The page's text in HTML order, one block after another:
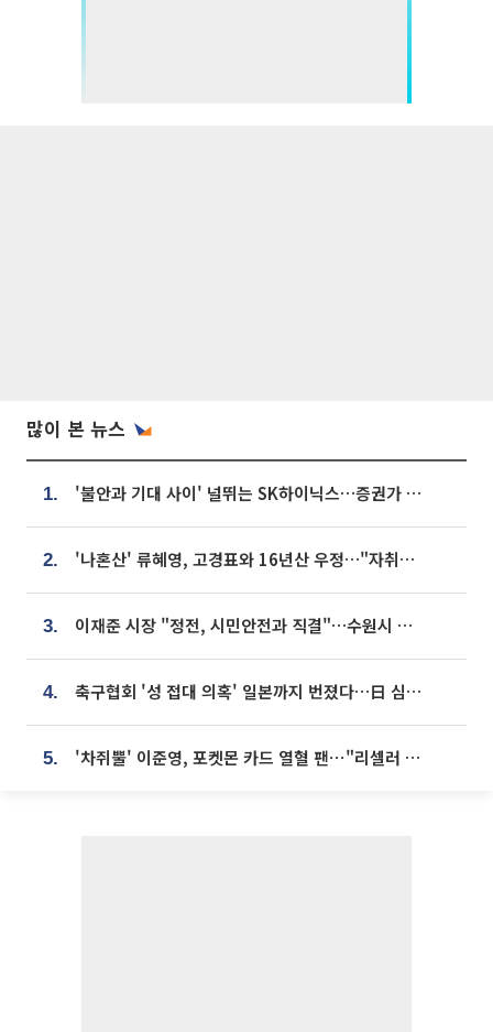
많이 본 뉴스
1. '불안과 기대 사이' 널뛰는 SK하이닉스…증권가 "HBM4·LTA 기반 펀터멘털 견고"
2. '나혼산' 류혜영, 고경표와 16년산 우정…"자취방서 부모님과 마주쳐"
3. 이재준 시장 "정전, 시민안전과 직결"…수원시 비상대응체계 가동
4. 축구협회 '성 접대 의혹' 일본까지 번졌다…日 심판 실명 공개
5. '차쥐뿔' 이준영, 포켓몬 카드 열혈 팬⋯"리셀러 처단할 것"